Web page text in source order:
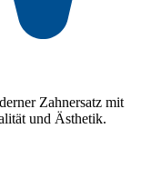
Zahnersatz mit
und Ästhetik.